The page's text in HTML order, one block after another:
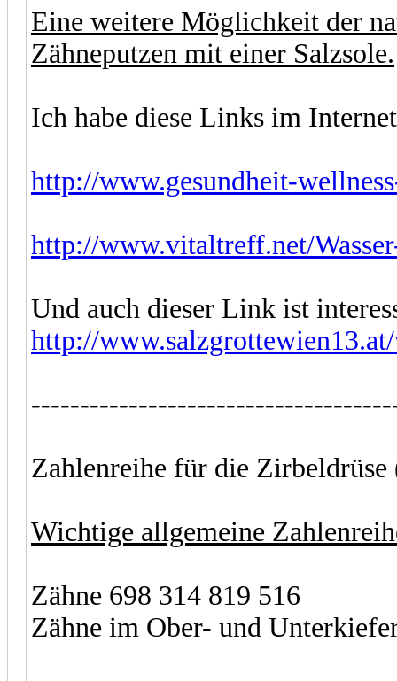
Eine weitere Möglichkeit der
Zähneputzen mit einer Salzsole.
Ich habe diese Links im
http://www.gesundheit-
http://www.vitaltreff.net/
Und auch dieser Link ist
http://
Zahlenreihe für die
Wichtige allgemeine
Zähne 698 314 819 516
Zähne im Ober- und